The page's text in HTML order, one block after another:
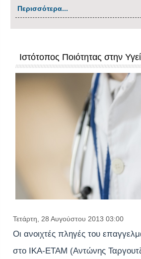
Περισσότερα...
Ιστότοπος Ποιότητας στην
Τετάρτη, 28 Αυγούστου 2013 03:00
Οι ανοιχτές πληγές του
στο ΙΚΑ-ΕΤΑΜ (Αντώνης